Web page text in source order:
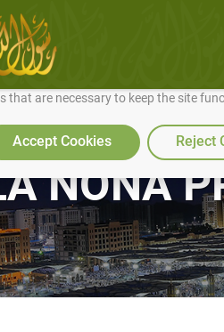
make our site work well for you and so
that are necessary to keep the site
Accept Cookies Reject
NONA